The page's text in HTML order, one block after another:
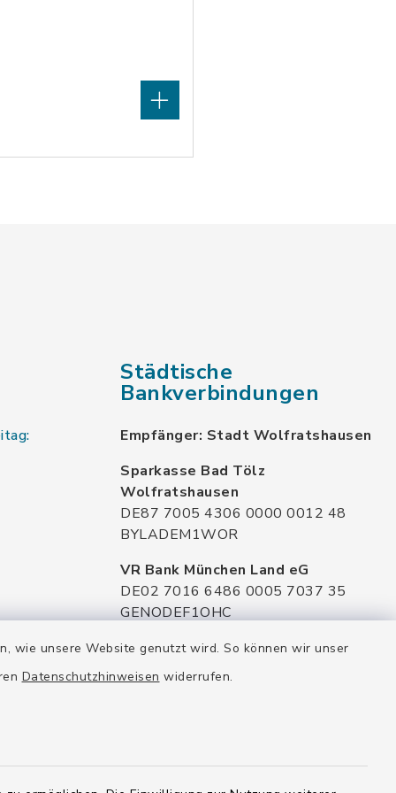
wie unsere Website genutzt wird. So können wir unser
Datenschutzhinweisen widerrufen.
Städtische
Bankverbindungen
Empfänger: Stadt Wolfratshausen
Sparkasse Bad Tölz
Wolfratshausen
DE87 7005 4306 0000 0012 48
BYLADEM1WOR
VR Bank München Land eG
DE02 7016 6486 0005 7037 35
GENODEF1OHC
Raiffeisenbank Isar Loisachtal eG
DE92 7016 9543 0001 0005 00
HYVEDEMMXXX